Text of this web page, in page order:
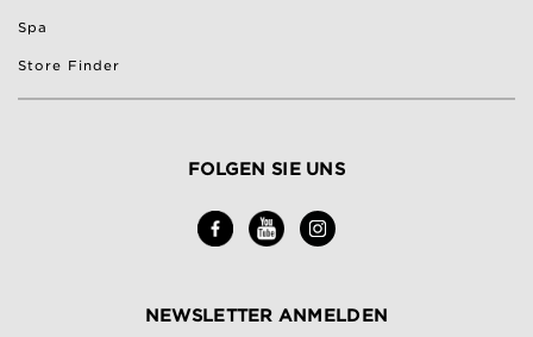
Spa
Store Finder
FOLGEN SIE UNS
NEWSLETTER ANMELDEN